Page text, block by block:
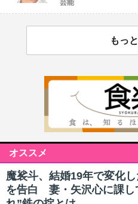
芸能
もっ
オススメ
魔裟斗、結婚19年で変化
を告白 妻・矢沢心に課し